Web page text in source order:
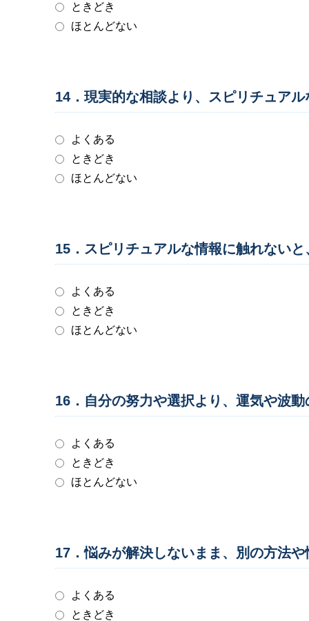
ときどき
ほとんどない
14．現実的な相談より、スピリチュア
よくある
ときどき
ほとんどない
15．スピリチュアルな情報に触れない
よくある
ときどき
ほとんどない
16．自分の努力や選択より、運気や波
よくある
ときどき
ほとんどない
17．悩みが解決しないまま、別の方法
よくある
ときどき